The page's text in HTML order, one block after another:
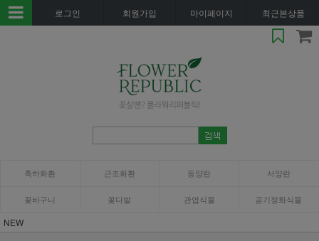
로그인 회원가입 마이페이지 최근본상품
축하화환 근조화환 동양란 서양란
꽃바구니 꽃다발 관엽식물 공기정화식물
NEW